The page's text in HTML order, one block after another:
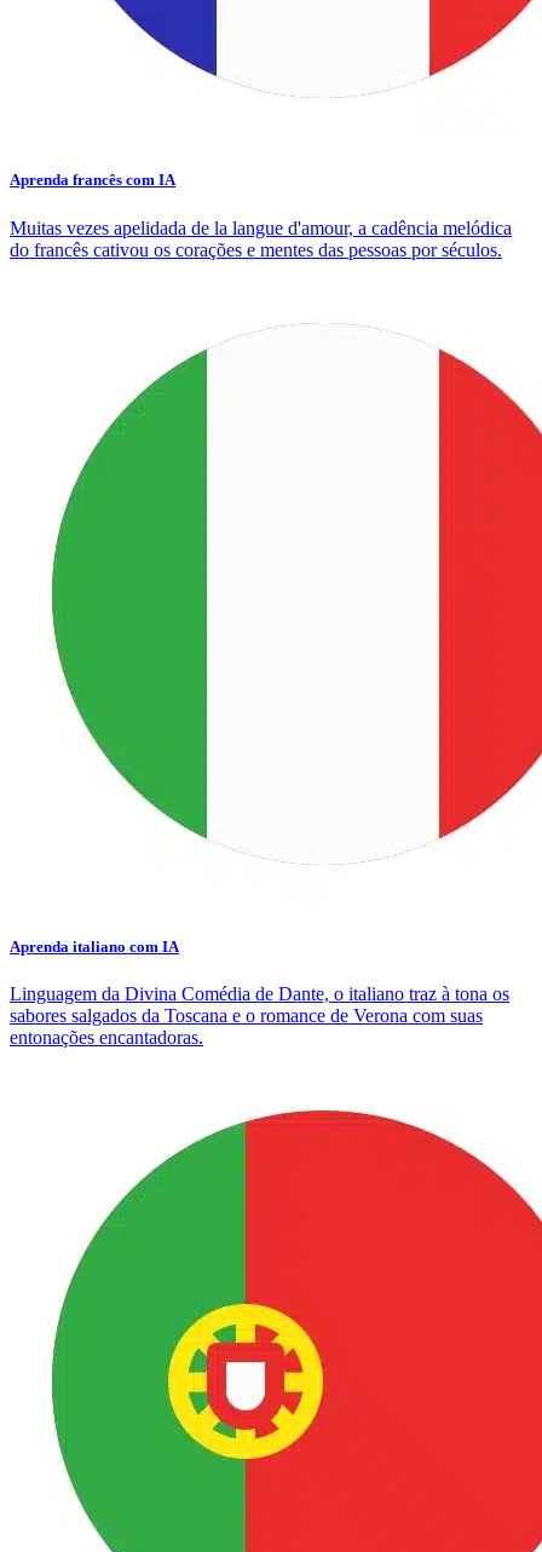
Aprenda francês com IA
Muitas vezes apelidada de la langue d'amour, a cadência melódica
do francês cativou os corações e mentes das pessoas por séculos.
Aprenda italiano com IA
Linguagem da Divina Comédia de Dante, o italiano traz à tona os
sabores salgados da Toscana e o romance de Verona com suas
entonações encantadoras.